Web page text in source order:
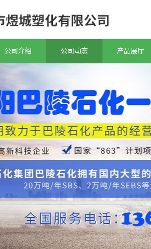
公司介绍 公司动态 产品展厅